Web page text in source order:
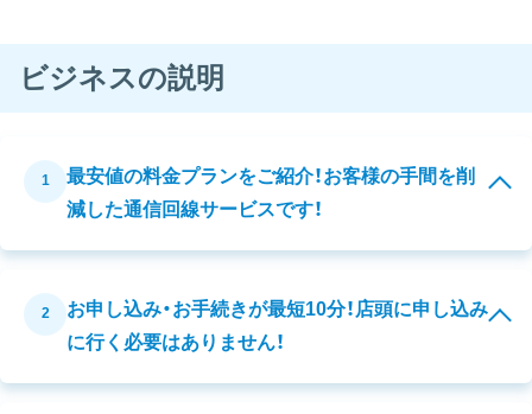
ビジネスの説明
1
最安値の料金プランをご紹介！お客様の手間を削
減した通信回線サービスです！
2
お申し込み・お手続きが最短10分！店頭に申し込み
に行く必要はありません！